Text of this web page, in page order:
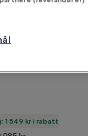
1 549 kr i rabatt